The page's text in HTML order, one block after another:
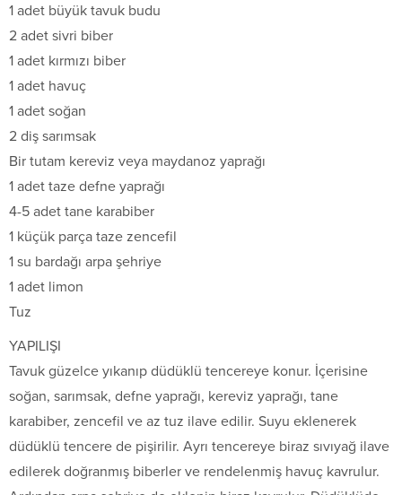
1 adet büyük tavuk budu
2 adet sivri biber
1 adet kırmızı biber
1 adet havuç
1 adet soğan
2 diş sarımsak
Bir tutam kereviz veya maydanoz yaprağı
1 adet taze defne yaprağı
4-5 adet tane karabiber
1 küçük parça taze zencefil
1 su bardağı arpa şehriye
1 adet limon
Tuz
YAPILIŞI
Tavuk güzelce yıkanıp düdüklü tencereye konur. İçerisine
soğan, sarımsak, defne yaprağı, kereviz yaprağı, tane
karabiber, zencefil ve az tuz ilave edilir. Suyu eklenerek
düdüklü tencere de pişirilir. Ayrı tencereye biraz sıvıyağ ilave
edilerek doğranmış biberler ve rendelenmiş havuç kavrulur.